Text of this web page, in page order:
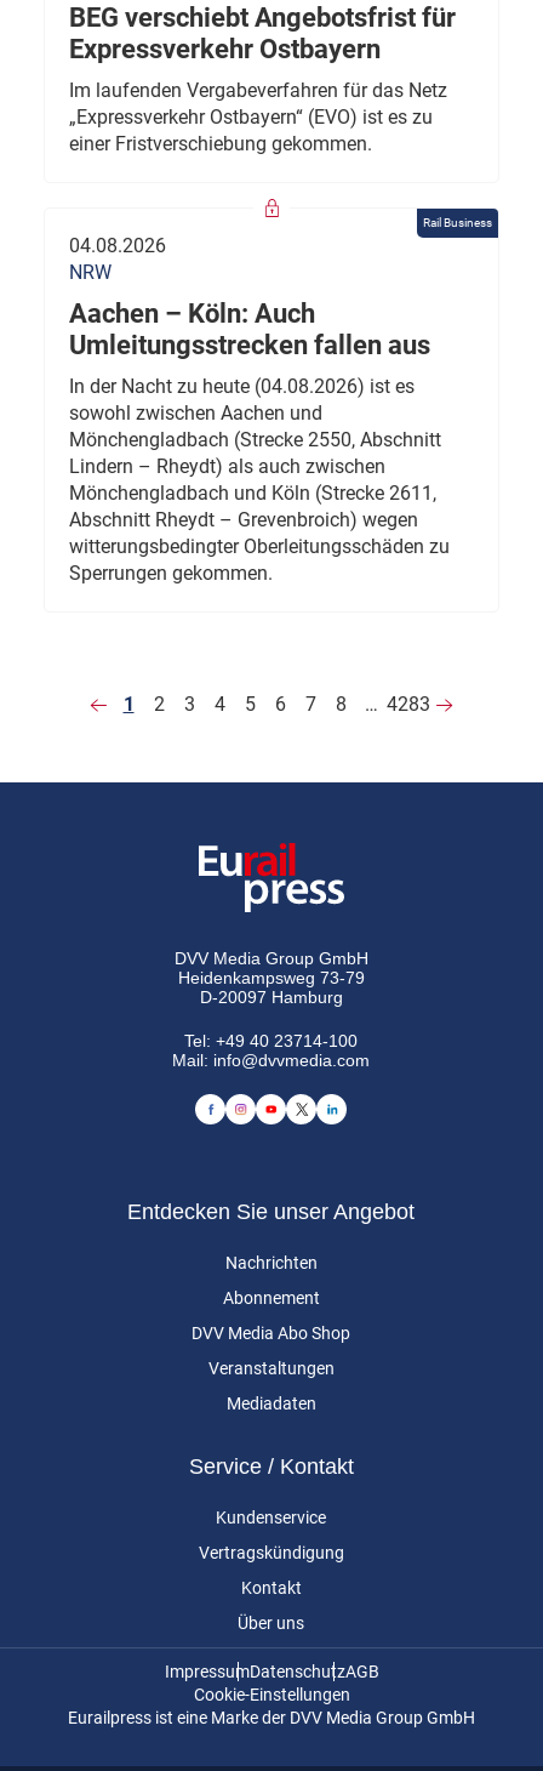
BEG verschiebt Angebotsfrist für
Expressverkehr Ostbayern
Im laufenden Vergabeverfahren für das Netz
„Expressverkehr Ostbayern“ (EVO) ist es zu
einer Fristverschiebung gekommen.
Rail Business
04.08.2026
NRW
Aachen – Köln: Auch
Umleitungsstrecken fallen aus
In der Nacht zu heute (04.08.2026) ist es
sowohl zwischen Aachen und
Mönchengladbach (Strecke 2550, Abschnitt
Lindern – Rheydt) als auch zwischen
Mönchengladbach und Köln (Strecke 2611,
Abschnitt Rheydt – Grevenbroich) wegen
witterungsbedingter Oberleitungsschäden zu
Sperrungen gekommen.
1 2 3 4 5 6 7 8 … 4283
DVV Media Group GmbH
Heidenkampsweg 73-79
D-20097 Hamburg
Tel:+49 40 23714-100
Mail: info@dvvmedia.com
Entdecken Sie unser Angebot
Nachrichten
Abonnement
DVV Media Abo Shop
Veranstaltungen
Mediadaten
Service / Kontakt
Kundenservice
Vertragskündigung
Kontakt
Über uns
ImpressumDatenschutzAGB
Cookie-Einstellungen
Eurailpress ist eine Marke der DVV Media Group GmbH